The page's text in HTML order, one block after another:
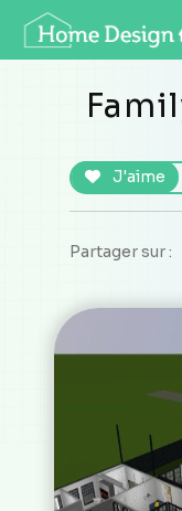
J'aime
Partager sur :